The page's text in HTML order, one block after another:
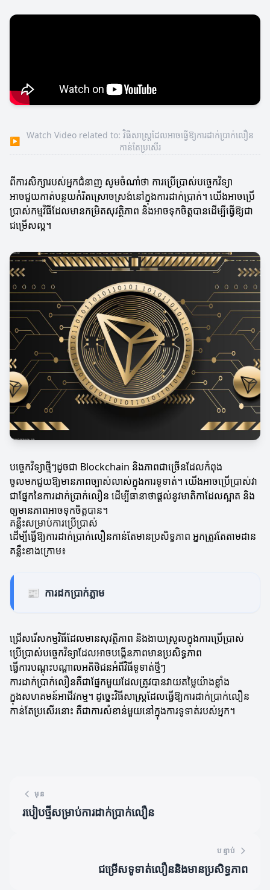
▶
Watch Video related to: វិធីសាស្ត្រដែលអាចធ្វើឱ្យការដាក់ប្រាក់លឿន
កាន់តែប្រសើរ
ពីការសិក្សារបស់អ្នកជំនាញ សូមចំណាំថា ការប្រើប្រាស់បច្ចេកវិទ្យា
អាចជួយកាត់បន្ថយកំរិតស្រោចស្រង់នៅក្នុងការដាក់ប្រាក់។ យើងអាចប្រើ
ប្រាស់កម្មវិធីដែលមានកម្រិតសុវត្ថិភាព និងអាចទុកចិត្តបានដើម្បីធ្វើឱ្យជា
ជម្រើសល្អ។
បច្ចេកវិទ្យាថ្មីៗដូចជា Blockchain និងភាពជាច្រើនដែលកំពុង
ចូលមកជួយឱ្យមានភាពច្បាស់លាស់ក្នុងការទូទាត់។ យើងអាចប្រើប្រាស់វា
ជាផ្នែកនៃការដាក់ប្រាក់លឿន ដើម្បីធានាថាផ្តល់នូវមាតិកាដែលស្អាត និង
ឲ្យមានភាពអាចទុកចិត្តបាន។
គន្លឹះសម្រាប់ការប្រើប្រាស់
ដើម្បីធ្វើឱ្យការដាក់ប្រាក់លឿនកាន់តែមានប្រសិទ្ធភាព អ្នកត្រូវតែតាមដាន
គន្លឹះខាងក្រោម៖
📰 ការដកប្រាក់ភ្លាម
ជ្រើសរើសកម្មវិធីដែលមានសុវត្ថិភាព និងងាយស្រួលក្នុងការប្រើប្រាស់
ប្រើប្រាស់បច្ចេកវិទ្យាដែលអាចបង្កើនភាពមានប្រសិទ្ធភាព
ធ្វើការបណ្តុះបណ្តាលអតិថិជនអំពីវិធីទូទាត់ថ្មីៗ
ការដាក់ប្រាក់លឿនគឺជាផ្នែកមួយដែលត្រូវបានវាយតម្លៃយ៉ាងខ្លាំង
ក្នុងសហគមន៍អាជីវកម្ម។ ដូច្នេះវិធីសាស្ត្រដែលធ្វើឱ្យការដាក់ប្រាក់លឿន
កាន់តែប្រសើរនោះ គឺជាការសំខាន់មួយនៅក្នុងការទូទាត់របស់អ្នក។
មុន
របៀបថ្មីសម្រាប់ការដាក់ប្រាក់លឿន
បន្ទាប់
ជម្រើសទូទាត់លឿននិងមានប្រសិទ្ធភាព